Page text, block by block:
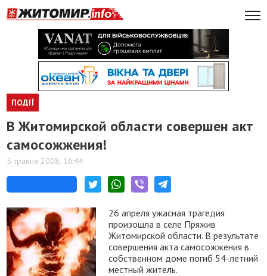
ПОДІЇ
В Житомирской области совершен акт
самосожжения!
5 травня 2008, 16:44
26 апреля ужасная трагедия
произошла в селе Пряжив
Житомирской области. В результате
совершения акта самосожжения в
собственном доме погиб 54-летний
местный житель.